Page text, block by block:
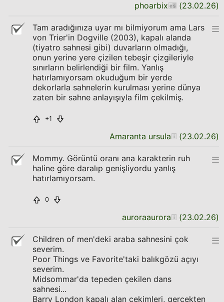
phoarbix (23.02.26)
Tam aradığınıza uyar mı bilmiyorum ama Lars
von Trier'in Dogville (2003), kapalı alanda
(tiyatro sahnesi gibi) duvarların olmadığı,
onun yerine yere çizilen tebeşir çizgileriyle
sınırların belirlendiği bir film. Yanlış
hatırlamıyorsam okuduğum bir yerde
dekorlarla sahnelerin kurulması yerine dünya
zaten bir sahne anlayışıyla film çekilmiş.
+1
Amaranta ursula (23.02.26)
Mommy. Görüntü oranı ana karakterin ruh
haline göre daralıp genişliyordu yanlış
hatırlamıyorsam.
0
auroraaurora (23.02.26)
Children of men'deki araba sahnesini çok
severim.
Poor Things ve Favorite'taki balıkgözü açıyı
severim.
Midsommar'da tepeden çekilen dans
sahnesi...
Barry London kapalı alan çekimleri, gerçekten